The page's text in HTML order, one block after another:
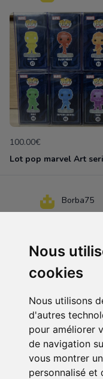
Nous
cookies
Nous utilisons
d'autres
pour améliorer
de navigation
vous montrer
personnalisé et
100.00€
Lot pop marvel Art
Borba75
350.00€
Collection pop marvel